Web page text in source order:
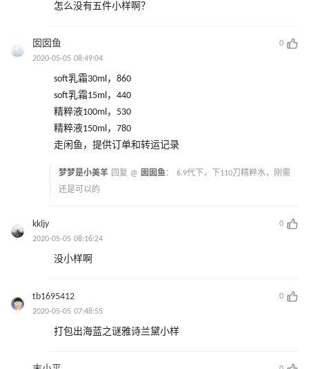
怎么没有五件小样啊？
囡囡鱼
0
2020-05-05 08:49:04
soft乳霜30ml，860
soft乳霜15ml，440
精粹液100ml，530
精粹液150ml，780
走闲鱼，提供订单和转运记录
梦梦是小美羊 回复 @ 囡囡鱼： 6.9代下，下110刀精粹水，刚需
还是可以的
kkljy
0
2020-05-05 08:16:24
没小样啊
tb1695412
0
2020-05-05 07:48:55
打包出海蓝之谜雅诗兰黛小样